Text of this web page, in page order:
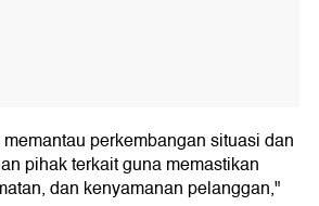
perkembangan situasi dan
pihak terkait guna memastikan
dan kenyamanan pelanggan,"